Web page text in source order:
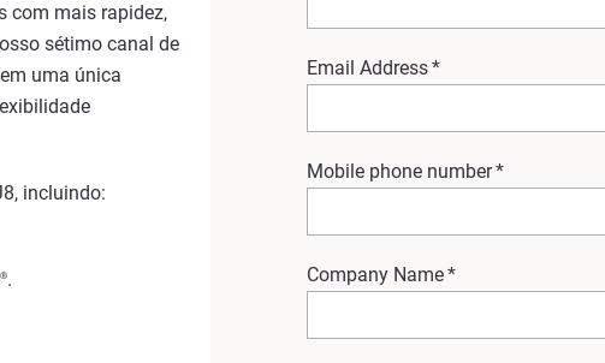
com mais rapidez,
sétimo canal de
uma única
incluindo:
®.
Email Address*
Mobile phone number*
Company Name*